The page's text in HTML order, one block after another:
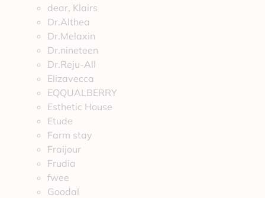
dear, Klairs
Dr.Althea
Dr.Melaxin
Dr.nineteen
Dr.Reju-All
Elizavecca
EQQUALBERRY
Esthetic House
Etude
Farm stay
Fraijour
Frudia
fwee
Goodal